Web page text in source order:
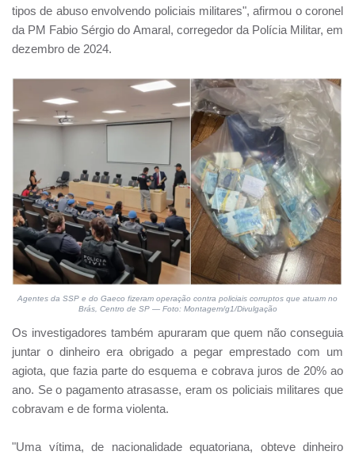
tipos de abuso envolvendo policiais militares", afirmou o coronel
da PM Fabio Sérgio do Amaral, corregedor da Polícia Militar, em
dezembro de 2024.
Agentes da SSP e do Gaeco fizeram operação contra policiais corruptos que atuam no
Brás, Centro de SP — Foto: Montagem/g1/Divulgação
Os investigadores também apuraram que quem não conseguia
juntar o dinheiro era obrigado a pegar emprestado com um
agiota, que fazia parte do esquema e cobrava juros de 20% ao
ano. Se o pagamento atrasasse, eram os policiais militares que
cobravam e de forma violenta.
"Uma vítima, de nacionalidade equatoriana, obteve dinheiro